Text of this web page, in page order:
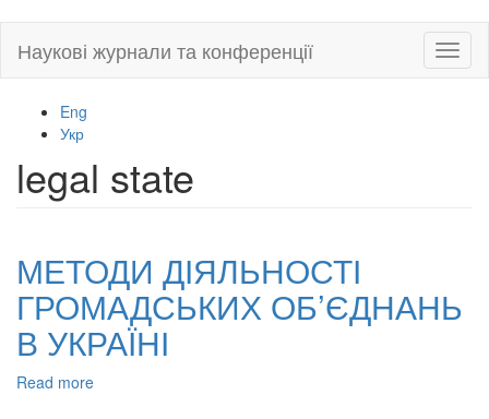
main
Наукові журнали та конференції
Eng
Укр
legal state
МЕТОДИ ДІЯЛЬНОСТІ
ГРОМАДСЬКИХ ОБ’ЄДНАНЬ
В УКРАЇНІ
Read more